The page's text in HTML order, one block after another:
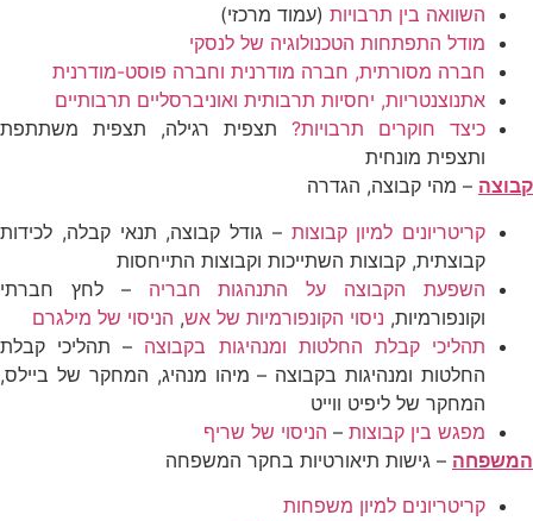
השוואה בין תרבויות (עמוד מרכזי)
מודל התפתחות הטכנולוגיה של לנסקי
חברה מסורתית, חברה מודרנית וחברה פוסט-מודרנית
אתנוצנטריות, יחסיות תרבותית ואוניברסליים תרבותיים
כיצד חוקרים תרבויות? תצפית רגילה, תצפית משתתפת
ותצפית מונחית
קבוצה – מהי קבוצה, הגדרה
קריטריונים למיון קבוצות – גודל קבוצה, תנאי קבלה, לכידות
קבוצתית, קבוצות השתייכות וקבוצות התייחסות
השפעת הקבוצה על התנהגות חבריה – לחץ חברתי
וקונפורמיות, ניסוי הקונפורמיות של אש, הניסוי של מילגרם
תהליכי קבלת החלטות ומנהיגות בקבוצה – תהליכי קבלת
החלטות ומנהיגות בקבוצה – מיהו מנהיג, המחקר של ביילס,
המחקר של ליפיט ווייט
מפגש בין קבוצות – הניסוי של שריף
המשפחה – גישות תיאורטיות בחקר המשפחה
קריטריונים למיון משפחות